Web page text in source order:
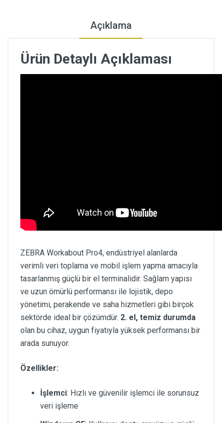
Açıklama
Ürün Detaylı Açıklaması
ZEBRA Workabout Pro4, endüstriyel alanlarda
verimli veri toplama ve mobil işlem yapma amacıyla
tasarlanmış güçlü bir el terminalidir. Sağlam yapısı
ve uzun ömürlü performansı ile lojistik, depo
yönetimi, perakende ve saha hizmetleri gibi birçok
sektörde ideal bir çözümdür. 2. el, temiz durumda
olan bu cihaz, uygun fiyatıyla yüksek performansı bir
arada sunuyor.
Özellikler:
İşlemci: Hızlı ve güvenilir işlemci ile sorunsuz
veri işleme